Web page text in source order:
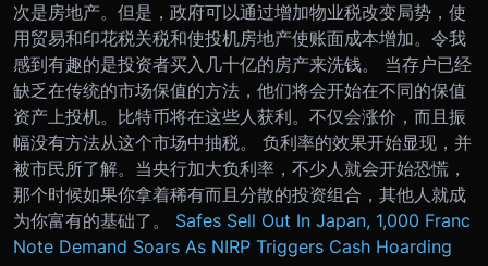
次是房地产。但是，政府可以通过增加物业税改变局势，使
用贸易和印花税关税和使投机房地产使账面成本增加。令我
感到有趣的是投资者买入几十亿的房产来洗钱。 当存户已经
缺乏在传统的市场保值的方法，他们将会开始在不同的保值
资产上投机。比特币将在这些人获利。不仅会涨价，而且振
幅没有方法从这个市场中抽税。 负利率的效果开始显现，并
被市民所了解。当央行加大负利率，不少人就会开始恐慌，
那个时候如果你拿着稀有而且分散的投资组合，其他人就成
为你富有的基础了。 Safes Sell Out In Japan, 1,000 Franc
Note Demand Soars As NIRP Triggers Cash Hoarding